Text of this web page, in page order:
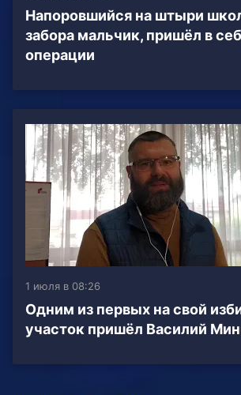
Напоровшийся на штыри
забора мальчик, пришёл в
операции
1 июля в 08:26
Одним из первых на свой
участок пришёл Василий